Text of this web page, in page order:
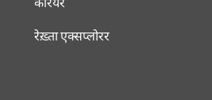
रेख़्ता एक्सप्लोरर